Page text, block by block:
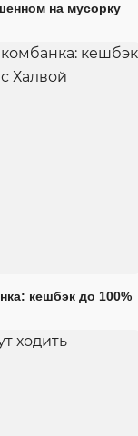
на мусорку
кешбэк до 100%